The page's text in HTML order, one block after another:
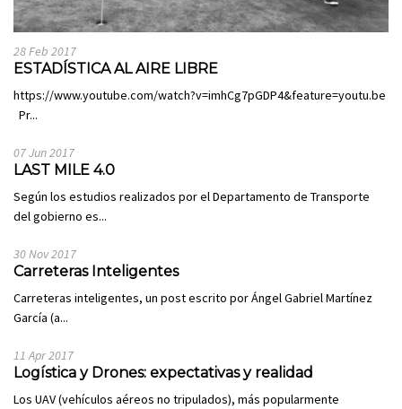
28 Feb 2017
ESTADÍSTICA AL AIRE LIBRE
https://www.youtube.com/watch?v=imhCg7pGDP4&feature=youtu.be
Pr...
07 Jun 2017
LAST MILE 4.0
Según los estudios realizados por el Departamento de Transporte
del gobierno es...
30 Nov 2017
Carreteras Inteligentes
Carreteras inteligentes, un post escrito por Ángel Gabriel Martínez
García (a...
11 Apr 2017
Logística y Drones: expectativas y realidad
Los UAV (vehículos aéreos no tripulados), más popularmente